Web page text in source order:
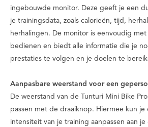
ingebouwde monitor. Deze geeft je een
je trainingsdata, zoals calorieën, tijd,
herhalingen. De monitor is eenvoudig
bedienen en biedt alle informatie die je
prestaties te volgen en je doelen te
Aanpasbare weerstand voor een
De weerstand van de Tunturi Mini Bike
passen met de draaiknop. Hiermee kun
intensiteit van je training aanpassen aan